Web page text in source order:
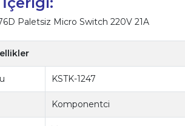
Paletsiz Micro Switch 220V 21A
KSTK-1247
Komponentci